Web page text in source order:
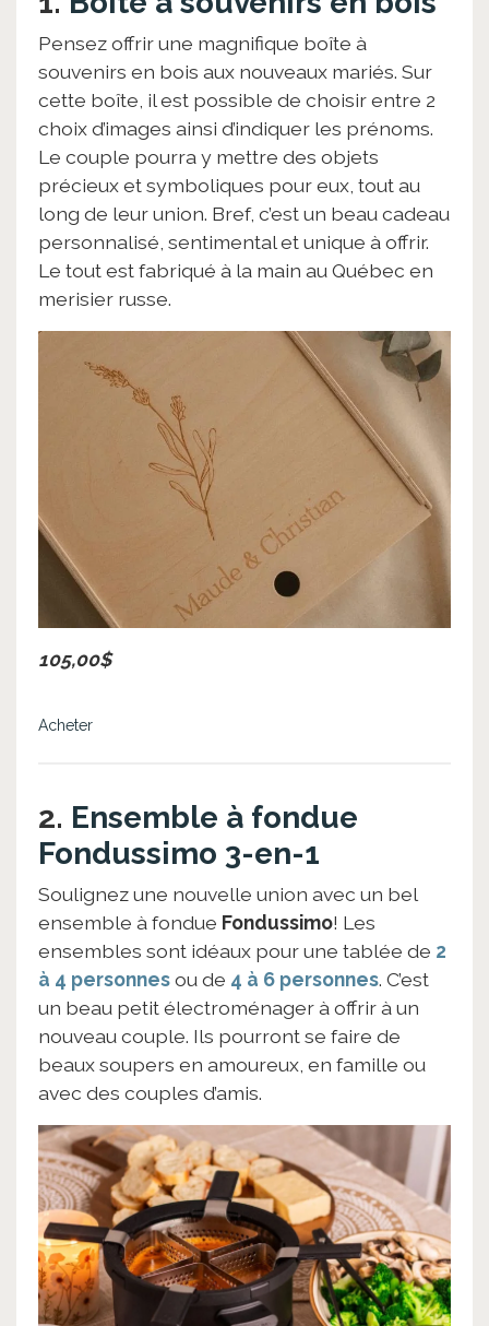
Pensez offrir une magnifique boîte à
souvenirs en bois aux nouveaux mariés. Sur
cette boîte, il est possible de choisir entre 2
choix d’images ainsi d’indiquer les prénoms.
Le couple pourra y mettre des objets
précieux et symboliques pour eux, tout au
long de leur union. Bref, c’est un beau cadeau
personnalisé, sentimental et unique à offrir.
Le tout est fabriqué à la main au Québec en
merisier russe.
105,00$
Acheter
2. Ensemble à fondue
Fondussimo 3-en-1
Soulignez une nouvelle union avec un bel
ensemble à fondue Fondussimo! Les
ensembles sont idéaux pour une tablée de 2
à 4 personnesou de 4 à 6 personnes. C’est
un beau petit électroménager à offrir à un
nouveau couple. Ils pourront se faire de
beaux soupers en amoureux, en famille ou
avec des couples d’amis.